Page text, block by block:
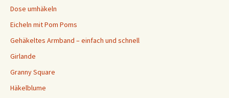
Dose umhäkeln
Eicheln mit Pom Poms
Gehäkeltes Armband – einfach und schnell
Girlande
Granny Square
Häkelblume